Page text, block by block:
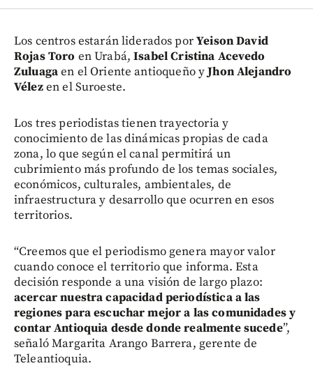
Los centros estarán liderados porYeison David
Rojas Toro en Urabá,Isabel Cristina Acevedo
Zuluagaen el Oriente antioqueño yJhon Alejandro
Vélezen el Suroeste.
Los tres periodistas tienen trayectoria y
conocimiento de las dinámicas propias de cada
zona, lo que según el canal permitirá un
cubrimiento más profundo de los temas sociales,
económicos, culturales, ambientales, de
infraestructura y desarrollo que ocurren en esos
territorios.
“Creemos que el periodismo genera mayor valor
cuando conoce el territorio que informa. Esta
decisión responde a una visión de largo plazo:
acercar nuestra capacidad periodística a las
regiones para escuchar mejor a las comunidades y
contar Antioquia desde donde realmente sucede”,
señaló Margarita Arango Barrera, gerente de
Teleantioquia.